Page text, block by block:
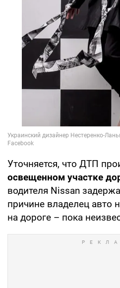
Уточняется, что ДТП
освещенном участке
водителя Nissan
причине владелец авто
на дороге – пока